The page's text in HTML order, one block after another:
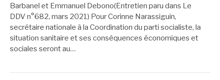
Barbanel et Emmanuel Debono(Entretien paru dans Le
DDV n°682, mars 2021) Pour Corinne Narassiguin,
secrétaire nationale à la Coordination du parti socialiste, la
situation sanitaire et ses conséquences économiques et
sociales seront au…